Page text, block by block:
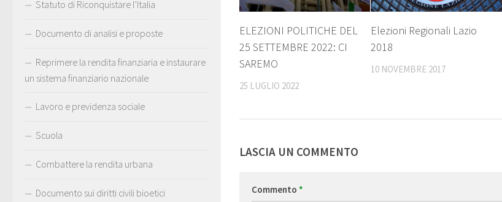
ELEZIONI POLITICHE DEL
25 SETTEMBRE 2022: CI
SAREMO
25 LUGLIO 2022
Elezioni Regionali Lazio
2018
10 NOVEMBRE 2017
LASCIA UN COMMENTO
Commento *
Statuto di Riconquistare l’Italia
Documento di analisi e proposte
Reprimere la rendita finanziaria e instaurare
un sistema finanziario nazionale
Lavoro e previdenza sociale
Scuola
Combattere la rendita urbana
Documento sui diritti civili bioetici